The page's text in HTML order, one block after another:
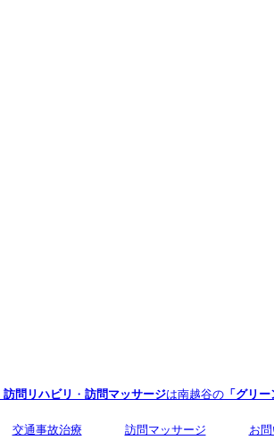
訪問リハビリ ・ 訪問マッサージは南越谷の 「グリー
交通事故治療 訪問マッサージ お